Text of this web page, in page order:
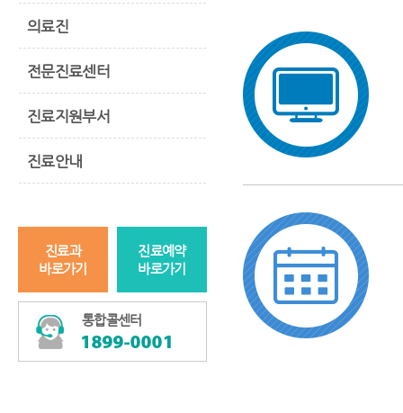
의료진
전문진료센터
진료지원부서
진료안내
진료과
바로가기
진료예약
바로가기
통합콜센터